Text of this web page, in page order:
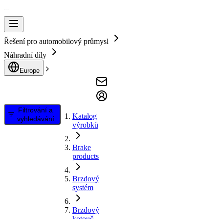
Řešení pro automobilový průmysl
Náhradní díly
Europe
Filtrování a
vyhledávání
Katalog
výrobků
Brake
products
Brzdový
systém
Brzdový